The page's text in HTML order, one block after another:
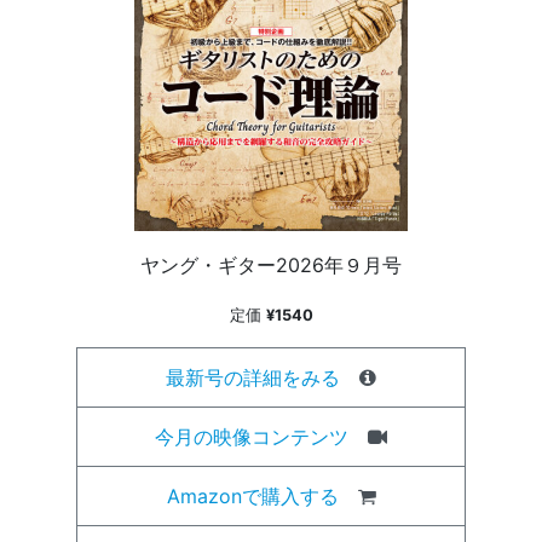
ヤング・ギター2026年９月号
定価 ¥1540
最新号の詳細をみる
今月の映像コンテンツ
Amazonで購入する